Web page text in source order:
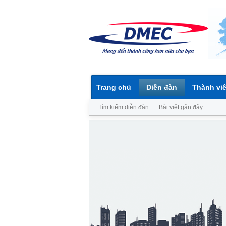
Trang chủ Diễn đàn
Tìm kiếm diễn đàn Bài viết gần đây
Thành